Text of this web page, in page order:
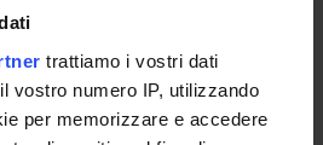
trattiamo i vostri dati
vostro numero IP, utilizzando
per memorizzare e accedere
OFFICES